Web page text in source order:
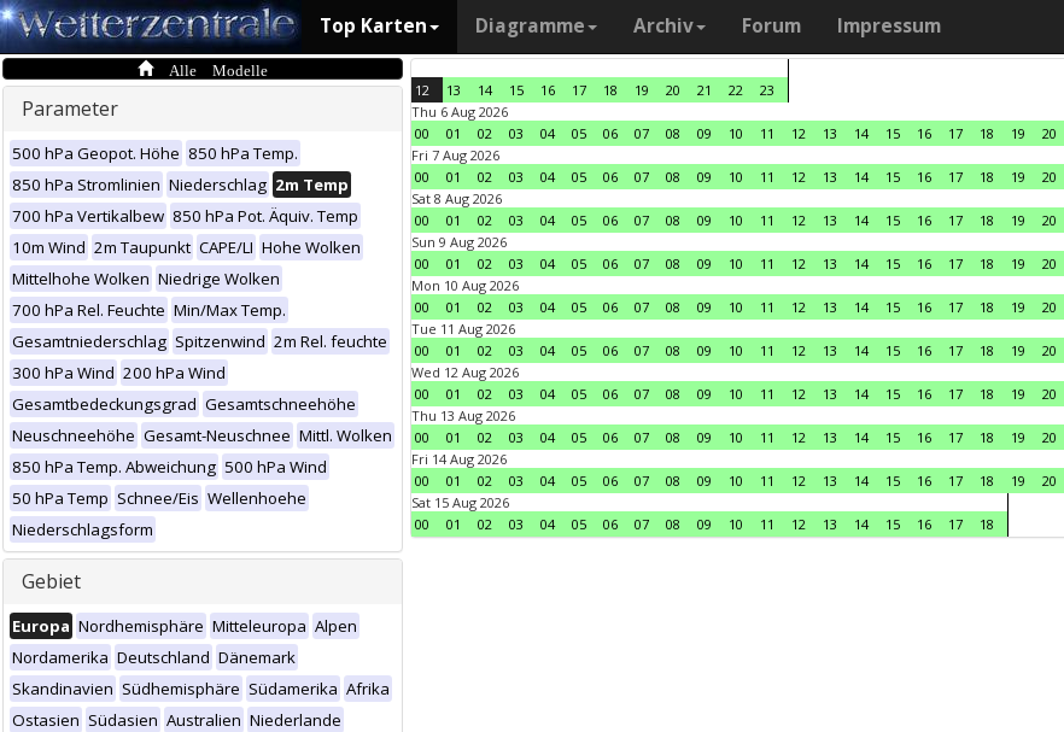
Top Karten Diagramme Archiv Forum Impressum
Alle Modelle
Parameter
500 hPa Geopot. Höhe 850 hPa Temp.
850 hPa Stromlinien Niederschlag 2m Temp
700 hPa Vertikalbew 850 hPa Pot. Äquiv. Temp
10m Wind 2m Taupunkt CAPE/LI Hohe Wolken
Mittelhohe Wolken Niedrige Wolken
700 hPa Rel. Feuchte Min/Max Temp.
Gesamtniederschlag Spitzenwind 2m Rel. feuchte
300 hPa Wind 200 hPa Wind
Gesamtbedeckungsgrad Gesamtschneehöhe
Neuschneehöhe Gesamt-Neuschnee Mittl. Wolken
850 hPa Temp. Abweichung 500 hPa Wind
50 hPa Temp Schnee/Eis Wellenhoehe
Niederschlagsform
Gebiet
Europa Nordhemisphäre Mitteleuropa Alpen
Nordamerika Deutschland Dänemark
Skandinavien Südhemisphäre Südamerika Afrika
Ostasien Südasien Australien Niederlande
12 13 14 15 16 17 18 19 20 21 22
23
Thu 6 Aug 2026
00
01 02 03 04 05 06 07 08 09 10 11 12 13 14 15 16 17 18 19 20
Fri 7 Aug 2026
00
01 02 03 04 05 06 07 08 09 10 11 12 13 14 15 16 17 18 19 20
Sat 8 Aug 2026
00
01 02 03 04 05 06 07 08 09 10 11 12 13 14 15 16 17 18 19 20
Sun 9 Aug 2026
00
01 02 03 04 05 06 07 08 09 10 11 12 13 14 15 16 17 18 19 20
Mon 10 Aug 2026
00
01 02 03 04 05 06 07 08 09 10 11 12 13 14 15 16 17 18 19 20
Tue 11 Aug 2026
00
01 02 03 04 05 06 07 08 09 10 11 12 13 14 15 16 17 18 19 20
Wed 12 Aug 2026
00
01 02 03 04 05 06 07 08 09 10 11 12 13 14 15 16 17 18 19 20
Thu 13 Aug 2026
00
01 02 03 04 05 06 07 08 09 10 11 12 13 14 15 16 17 18 19 20
Fri 14 Aug 2026
00
01 02 03 04 05 06 07 08 09 10 11 12 13 14 15 16 17 18 19 20
Sat 15 Aug 2026
00
01 02 03 04 05 06 07 08 09 10 11 12 13 14 15 16 17 18